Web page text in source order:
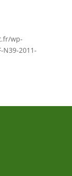
wp-
N39-2011-